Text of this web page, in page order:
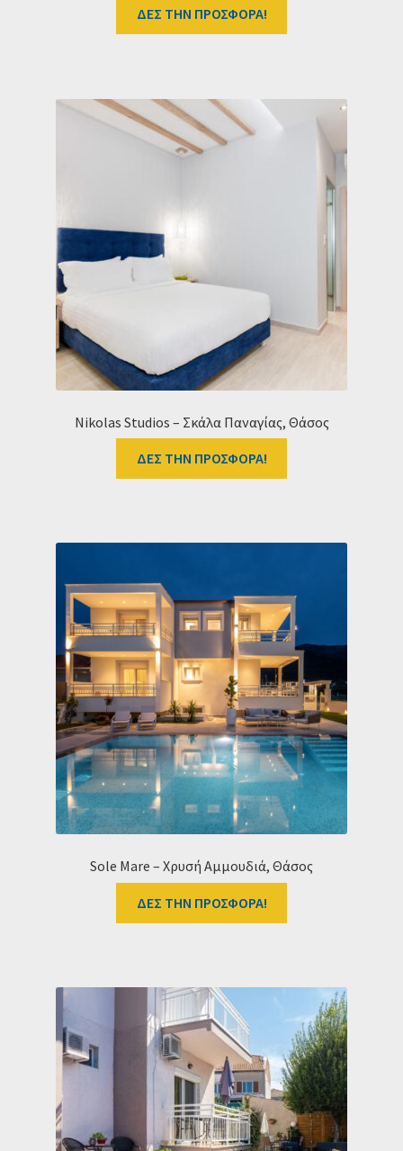
ΔΕΣ ΤΗΝ ΠΡΟΣΦΟΡΑ!
Nikolas Studios – Σκάλα Παναγίας, Θάσος
ΔΕΣ ΤΗΝ ΠΡΟΣΦΟΡΑ!
Sole Mare – Χρυσή Αμμουδιά, Θάσος
ΔΕΣ ΤΗΝ ΠΡΟΣΦΟΡΑ!